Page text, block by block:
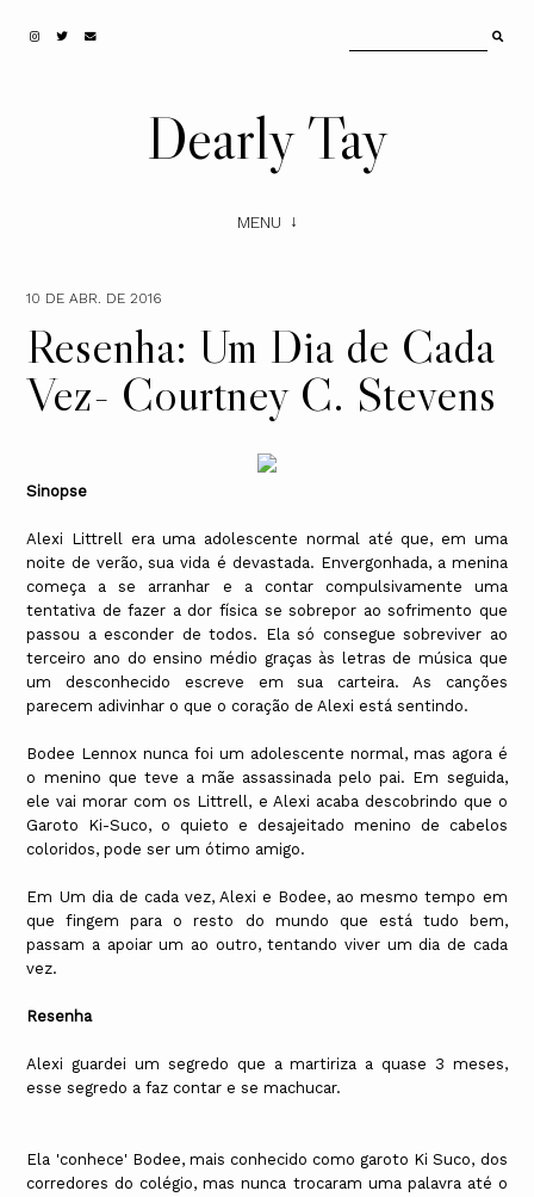
Dearly Tay
MENU
10 DE ABR. DE 2016
Resenha: Um Dia de Cada
Vez- Courtney C. Stevens
Sinopse
Alexi Littrell era uma adolescente normal até que, em uma
noite de verão, sua vida é devastada. Envergonhada, a menina
começa a se arranhar e a contar compulsivamente uma
tentativa de fazer a dor física se sobrepor ao sofrimento que
passou a esconder de todos. Ela só consegue sobreviver ao
terceiro ano do ensino médio graças às letras de música que
um desconhecido escreve em sua carteira. As canções
parecem adivinhar o que o coração de Alexi está sentindo.
Bodee Lennox nunca foi um adolescente normal, mas agora é
o menino que teve a mãe assassinada pelo pai. Em seguida,
ele vai morar com os Littrell, e Alexi acaba descobrindo que o
Garoto Ki-Suco, o quieto e desajeitado menino de cabelos
coloridos, pode ser um ótimo amigo.
Em Um dia de cada vez, Alexi e Bodee, ao mesmo tempo em
que fingem para o resto do mundo que está tudo bem,
passam a apoiar um ao outro, tentando viver um dia de cada
vez.
Resenha
Alexi guardei um segredo que a martiriza a quase 3 meses,
esse segredo a faz contar e se machucar.
Ela 'conhece' Bodee, mais conhecido como garoto Ki Suco, dos
corredores do colégio, mas nunca trocaram uma palavra até o